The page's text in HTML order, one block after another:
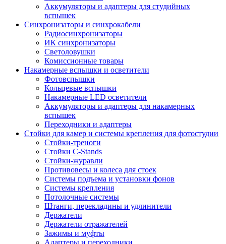
Аккумуляторы и адаптеры для студийных
вспышек
Синхронизаторы и синхрокабели
Радиосинхронизаторы
ИК синхронизаторы
Светоловушки
Комиссионные товары
Накамерные вспышки и осветители
Фотовспышки
Кольцевые вспышки
Накамерные LED осветители
Аккумуляторы и адаптеры для накамерных
вспышек
Переходники и адаптеры
Стойки для камер и системы крепления для фотостудии
Стойки-треноги
Стойки C-Stands
Стойки-журавли
Противовесы и колеса для стоек
Системы подъема и установки фонов
Системы крепления
Потолочные системы
Штанги, перекладины и удлинители
Держатели
Держатели отражателей
Зажимы и муфты
Адаптеры и переходники